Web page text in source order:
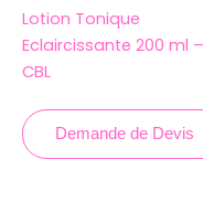
Lotion Tonique
Eclaircissante 200 ml –
CBL
Demande de Devis